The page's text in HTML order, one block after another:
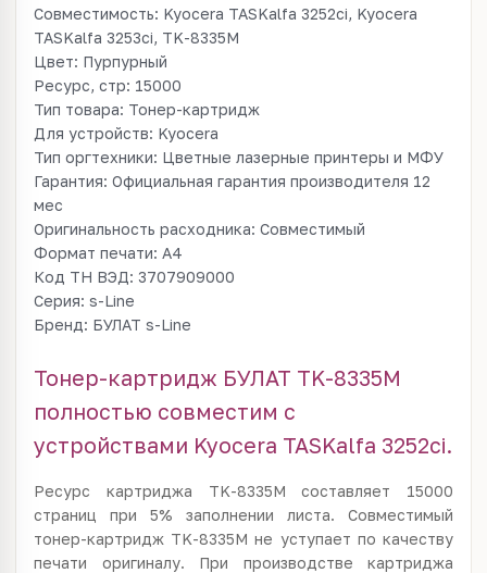
Совместимость: Kyocera TASKalfa 3252ci, Kyocera
TASKalfa 3253ci, TK-8335M
Цвет: Пурпурный
Ресурс, стр: 15000
Тип товара: Тонер-картридж
Для устройств: Kyocera
Тип оргтехники: Цветные лазерные принтеры и МФУ
Гарантия: Официальная гарантия производителя 12
мес
Оригинальность расходника: Совместимый
Формат печати: A4
Код ТН ВЭД: 3707909000
Серия: s-Line
Бренд: БУЛАТ s-Line
Тонер-картридж БУЛАТ TK-8335M
полностью совместим с
устройствами Kyocera TASKalfa 3252ci.
Ресурс картриджа TK-8335M составляет 15000
страниц при 5% заполнении листа. Совместимый
тонер-картридж TK-8335M не уступает по качеству
печати оригиналу. При производстве картриджа